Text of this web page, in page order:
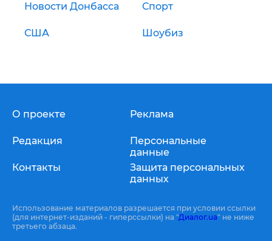
Новости Донбасса Спорт
США Шоубиз
О проекте
Редакция
Контакты
Реклама
Персональные
данные
Защита персональных
данных
Использование материалов разрешается при условии ссылки
(для интернет-изданий - гиперссылки) на "Диалог.ua" не ниже
третьего абзаца.